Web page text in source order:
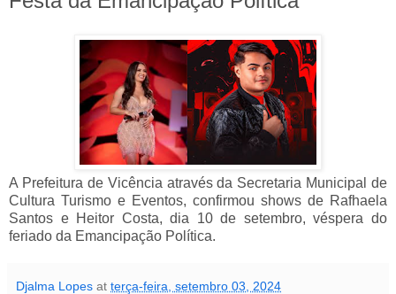
A Prefeitura de Vicência através da Secretaria Municipal de
Cultura Turismo e Eventos, confirmou shows de Rafhaela
Santos e Heitor Costa, dia 10 de setembro, véspera do
feriado da Emancipação Política.
Djalma Lopes at terça-feira, setembro 03, 2024